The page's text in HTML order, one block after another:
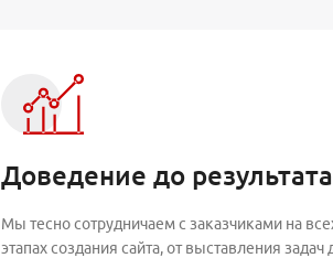
Доведение до результата
Мы тесно сотрудничаем с заказчиками на
этапах создания сайта, от выставления задач